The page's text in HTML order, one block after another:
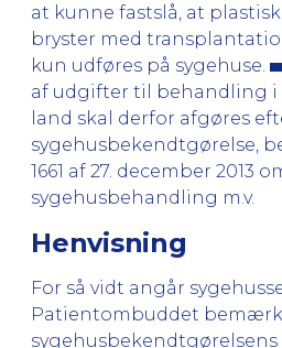
at kunne fastslå, at
bryster med
kun udføres på sygehuse.
af udgifter til behandling i
land skal derfor afgøres
sygehusbekendtgørelse,
1661 af 27. december 2013
sygehusbehandling m.v.
Henvisning
For så vidt angår
Patientombuddet
sygehusbekendtgørelsens